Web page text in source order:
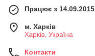
Працює з 14.09.2015
м. Харків
Харків, Україна
Контакти